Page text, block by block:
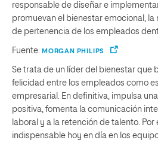
responsable de diseñar e
promuevan el bienestar emocional,
de pertenencia de los empleados
Fuente: MORGAN PHILIPS
Se trata de un líder del bienestar que
felicidad entre los empleados como
empresarial. En definitiva, impulsa una
positiva, fomenta la comunicación
laboral y a la retención de talento. Por
indispensable hoy en día en los